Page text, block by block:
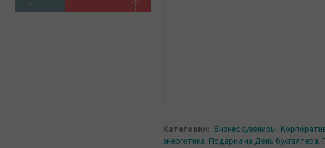
Категории: Бизнес сувениры,
энергетика, Подарки на День бухгалтера,